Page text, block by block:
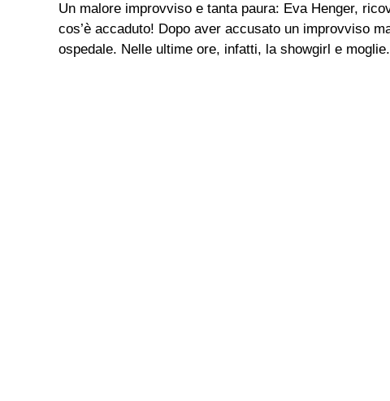
Un malore improvviso e tanta paura: Eva Henger,
cos’è accaduto! Dopo aver accusato un improvviso
ospedale. Nelle ultime ore, infatti, la showgirl e